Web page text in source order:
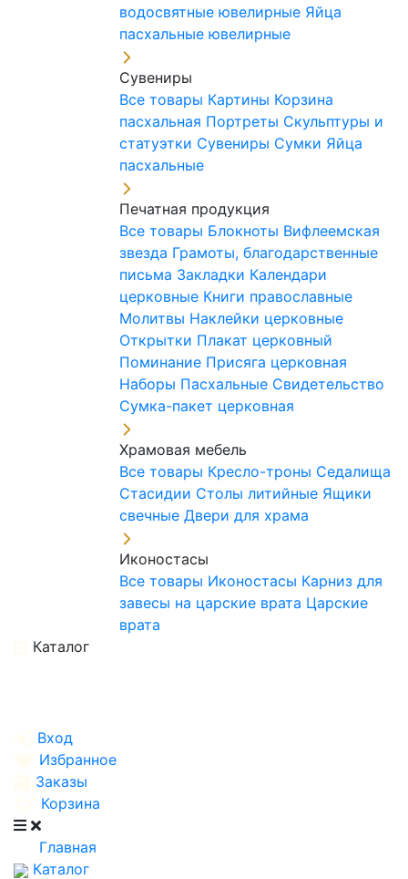
водосвятные ювелирные Яйца
пасхальные ювелирные
Сувениры
Все товары Картины Корзина
пасхальная Портреты Скульптуры и
статуэтки Сувениры Сумки Яйца
пасхальные
Печатная продукция
Все товары Блокноты Вифлеемская
звезда Грамоты, благодарственные
письма Закладки Календари
церковные Книги православные
Молитвы Наклейки церковные
Открытки Плакат церковный
Поминание Присяга церковная
Наборы Пасхальные Свидетельство
Сумка-пакет церковная
Храмовая мебель
Все товары Кресло-троны Седалища
Стасидии Столы литийные Ящики
свечные Двери для храма
Иконостасы
Все товары Иконостасы Карниз для
завесы на царские врата Царские
врата
Каталог
Вход
Избранное
Заказы
Корзина
Главная
Каталог